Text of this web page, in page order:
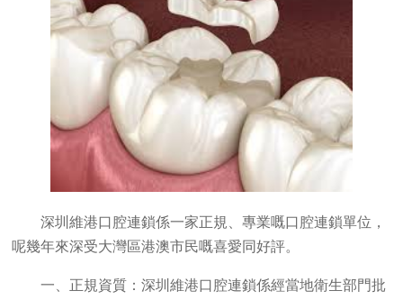
深圳維港口腔連鎖係一家正規、專業嘅口腔連鎖單位，
呢幾年來深受大灣區港澳市民嘅喜愛同好評。
一、正規資質：深圳維港口腔連鎖係經當地衛生部門批